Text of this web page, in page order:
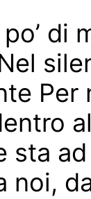
di
Per
sta
noi,